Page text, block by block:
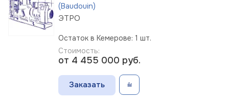
(Baudouin)
ЭТРО
Остаток в Кемерове: 1 шт.
Стоимость:
от 4 455 000 руб.
Заказать